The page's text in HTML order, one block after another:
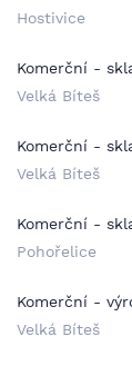
Hostivice
Komerční -
Velká Bíteš
Komerční -
Velká Bíteš
Komerční -
Pohořelice
Komerční -
Velká Bíteš